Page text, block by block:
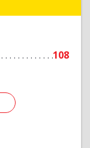
108